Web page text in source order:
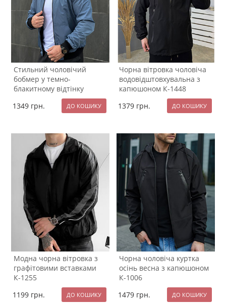
Стильний чоловічий
бобмер у темно-
блакитному відтінку
1349 грн.
Чорна вітровка чоловіча
водовідштовхувальна з
капюшоном К-1448
1379 грн.
Модна чорна вітровка з
графітовими вставками
К-1255
1199 грн.
Чорна чоловіча куртка
осінь весна з капюшоном
К-1006
1479 грн.